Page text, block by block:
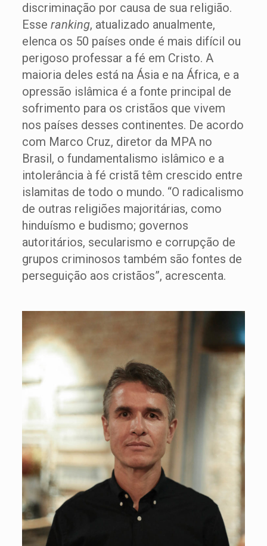
discriminação por causa de sua religião.
Esse ranking, atualizado anualmente,
elenca os 50 países onde é mais difícil ou
perigoso professar a fé em Cristo. A
maioria deles está na Ásia e na África, e a
opressão islâmica é a fonte principal de
sofrimento para os cristãos que vivem
nos países desses continentes. De acordo
com Marco Cruz, diretor da MPA no
Brasil, o fundamentalismo islâmico e a
intolerância à fé cristã têm crescido entre
islamitas de todo o mundo. “O radicalismo
de outras religiões majoritárias, como
hinduísmo e budismo; governos
autoritários, secularismo e corrupção de
grupos criminosos também são fontes de
perseguição aos cristãos”, acrescenta.